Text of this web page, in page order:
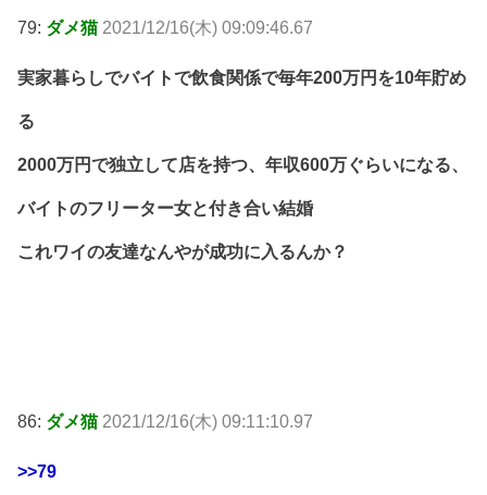
79: ダメ猫 2021/12/16(木) 09:09:46.67
実家暮らしでバイトで飲食関係で毎年200万円を10年貯め
る
2000万円で独立して店を持つ、年収600万ぐらいになる、
バイトのフリーター女と付き合い結婚
これワイの友達なんやが成功に入るんか？
86: ダメ猫 2021/12/16(木) 09:11:10.97
>>79